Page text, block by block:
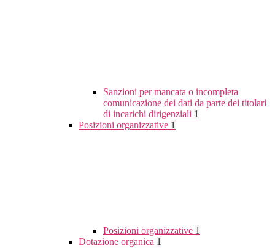
Sanzioni per mancata o incompleta
comunicazione dei dati da parte dei titolari
di incarichi dirigenziali 1
Posizioni organizzative 1
Posizioni organizzative 1
Dotazione organica 1